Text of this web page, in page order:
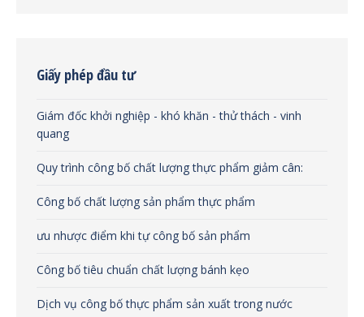
Giấy phép đầu tư
Giám đốc khởi nghiệp - khó khăn - thử thách - vinh
quang
Quy trình công bố chất lượng thực phẩm giảm cân:
Công bố chất lượng sản phẩm thực phẩm
ưu nhược điểm khi tự công bố sản phẩm
Công bố tiêu chuẩn chất lượng bánh kẹo
Dịch vụ công bố thực phẩm sản xuất trong nước